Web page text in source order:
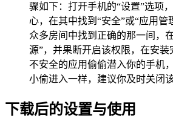
骤如下：打开手机的“设置”选项
心，在其中找到“安全”或“应用管
众多房间中找到正确的那一间，
源”，并果断开启该权限，在安
不安全的应用偷偷潜入你的手机
小偷进入一样，建议你及时关闭该
下载后的设置与使用